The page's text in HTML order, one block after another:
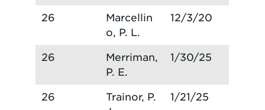
26
Marcellin
o, P. L.
12/3/20
26
Merriman,
P. E.
1/30/25
26
Trainor, P.
1/21/25